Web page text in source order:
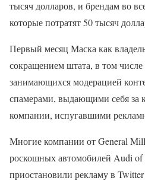
тысяч долларов, и брендам во
которые потратят 50 тысяч
Первый месяц Маска как
сокращением штата, в том числе
занимающихся модерацией
спамерами, выдающими себя за
компании, испугавшими
Многие компании от General
роскошных автомобилей Audi of
приостановили рекламу в